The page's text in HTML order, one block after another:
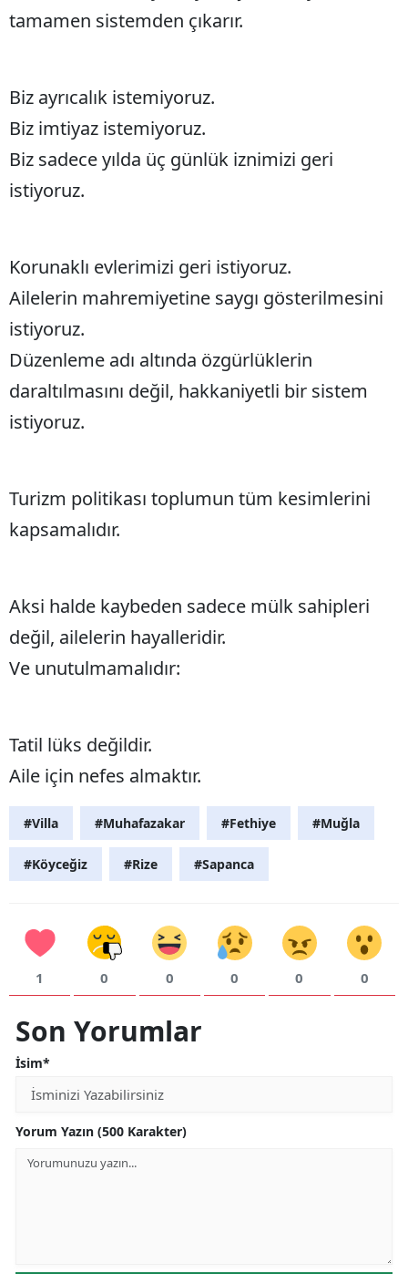
tamamen sistemden çıkarır.
Biz ayrıcalık istemiyoruz.
Biz imtiyaz istemiyoruz.
Biz sadece yılda üç günlük iznimizi geri
istiyoruz.
Korunaklı evlerimizi geri istiyoruz.
Ailelerin mahremiyetine saygı gösterilmesini
istiyoruz.
Düzenleme adı altında özgürlüklerin
daraltılmasını değil, hakkaniyetli bir sistem
istiyoruz.
Turizm politikası toplumun tüm kesimlerini
kapsamalıdır.
Aksi halde kaybeden sadece mülk sahipleri
değil, ailelerin hayalleridir.
Ve unutulmamalıdır:
Tatil lüks değildir.
Aile için nefes almaktır.
#Villa #Muhafazakar #Fethiye #Muğla
#Köyceğiz #Rize #Sapanca
1 0 0 0 0 0
Son Yorumlar
İsim*
Yorum Yazın (500 Karakter)